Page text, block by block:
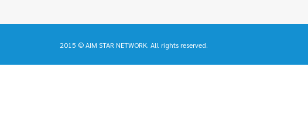
2015 © AIM STAR NETWORK. All rights reserved.